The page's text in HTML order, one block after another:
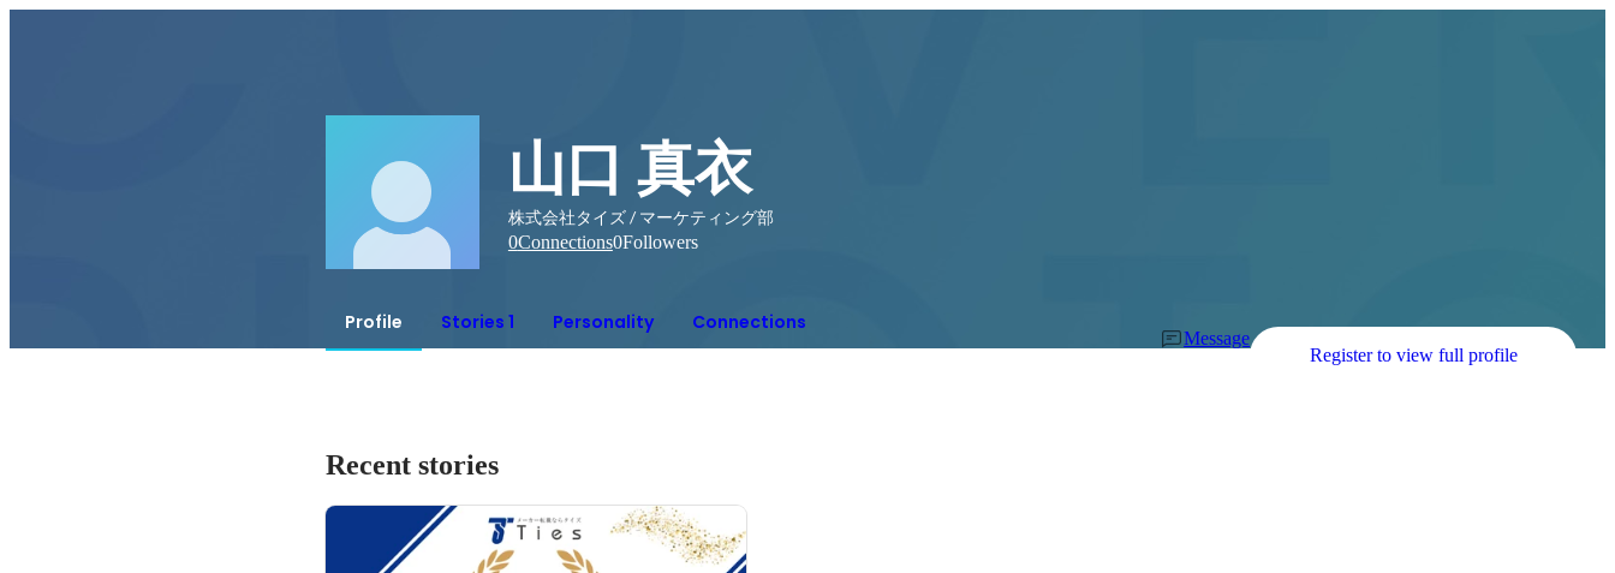
山口 真衣
株式会社タイズ / マーケティング部
0Connections0Followers
Profile Stories 1 Personality Connections
Message
Register to view full profile
Recent stories